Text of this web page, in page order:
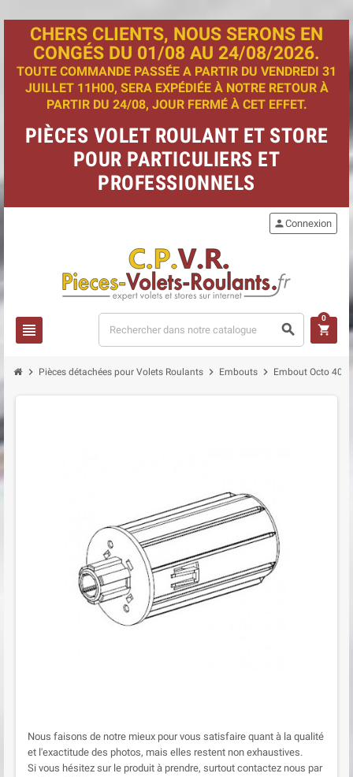
CHERS CLIENTS, NOUS SERONS EN
CONGÉS DU 01/08 AU 24/08/2026.
TOUTE COMMANDE PASSÉE A PARTIR DU VENDREDI 31
JUILLET 11H00, SERA EXPÉDIÉE À NOTRE RETOUR À
PARTIR DU 24/08, JOUR FERMÉ À CET EFFET.
PIÈCES VOLET ROULANT ET STORE
POUR PARTICULIERS ET
PROFESSIONNELS
view_headline search
personConnexion
shopping_cart
0
chevron_right Pièces détachées pour Volets Roulants chevron_right Embouts chevron_right Embout Octo 40
Nous faisons de notre mieux pour vous satisfaire quant à la qualité
et l'exactitude des photos, mais elles restent non exhaustives.
Si vous hésitez sur le produit à prendre, surtout contactez nous par